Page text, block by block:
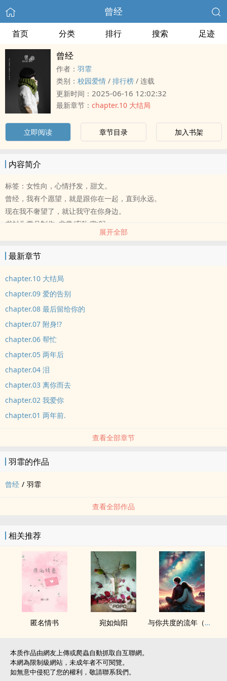
曾经
首页 分类 排行 搜索 足迹
曾经
作者： 羽霏
类别： 校园爱情 / 排行榜 / 连载
更新时间： 2025-06-16 12:02:32
最新章节： chapter.10 大结局
立即阅读 章节目录 加入书架
内容简介
标签：女性向，心情抒发，甜文。
曾经，我有个愿望，就是跟你在一起，直到永远。
现在我不奢望了，就让我守在你身边。
书封为樊月制作~非常感谢 (鞠躬
这一本打算参加2016年林语堂文学奖，5000字以内，有点难...
展开全部
最新章节
chapter.10 大结局
chapter.09 爱的告别
chapter.08 最后留给你的
chapter.07 附身!?
chapter.06 帮忙
chapter.05 两年后
chapter.04 泪
chapter.03 离你而去
chapter.02 我爱你
chapter.01 两年前.
查看全部章节
羽霏的作品
曾经 / 羽霏
查看全部作品
相关推荐
匿名情书 宛如灿阳 与你共度的流年（短篇）
本质作品由網友上傳或爬蟲自動抓取自互聯網。
本網為限制級網站，未成年者不可閱覽。
如無意中侵犯了您的權利，敬請聯系我們。